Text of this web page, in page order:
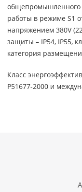
общепромышленного
работы в режиме S1
напряжением 380V
защиты – IP54, IP55,
категория
Класс
Р51677-2000 и